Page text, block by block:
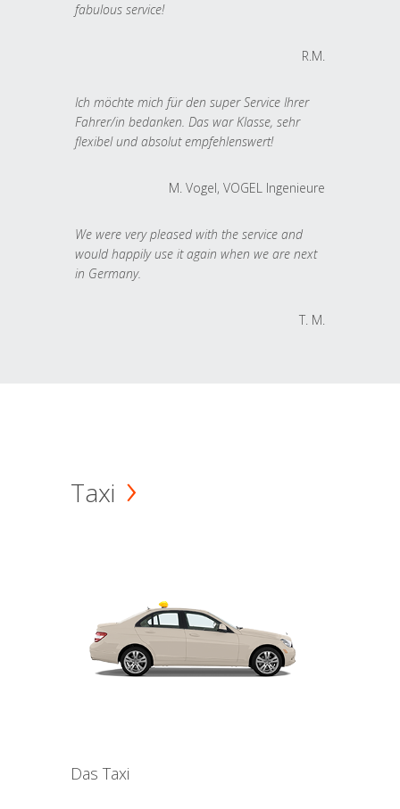
fabulous service!
R.M.
Ich möchte mich für den super Service Ihrer
Fahrer/in bedanken. Das war Klasse, sehr
flexibel und absolut empfehlenswert!
M. Vogel, VOGEL Ingenieure
We were very pleased with the service and
would happily use it again when we are next
in Germany.
T. M.
Taxi
Das Taxi